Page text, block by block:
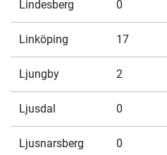
Lindesberg 0
Linköping 17
Ljungby 2
Ljusdal 0
Ljusnarsberg 0